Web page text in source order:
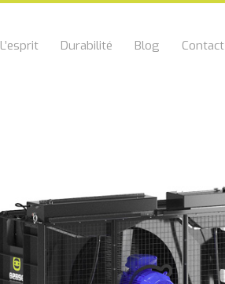
L’esprit Durabilité Blog Contact